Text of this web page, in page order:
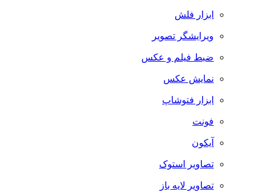
ابزار فلش
ویرایشگر تصویر
ضبط فيلم و عكس
نمایش عکس
ابزار فتوشاپ
فونت
آیکون
تصاویر استوک
تصاویر لایه باز